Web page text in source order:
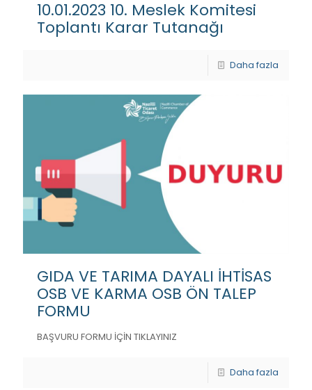
10.01.2023 10. Meslek Komitesi
Toplantı Karar Tutanağı
Daha fazla
GIDA VE TARIMA DAYALI İHTİSAS
OSB VE KARMA OSB ÖN TALEP
FORMU
BAŞVURU FORMU İÇİN TIKLAYINIZ
Daha fazla